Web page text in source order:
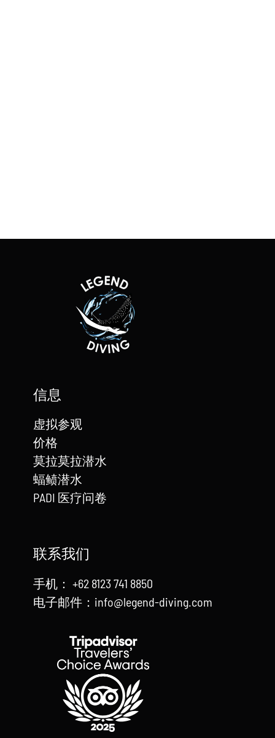
信息
虚拟参观
价格
莫拉莫拉潜水
蝠鲼潜水
PADI 医疗问卷
联系我们
手机： +62 8123 741 8850
电子邮件：info@legend-diving.com